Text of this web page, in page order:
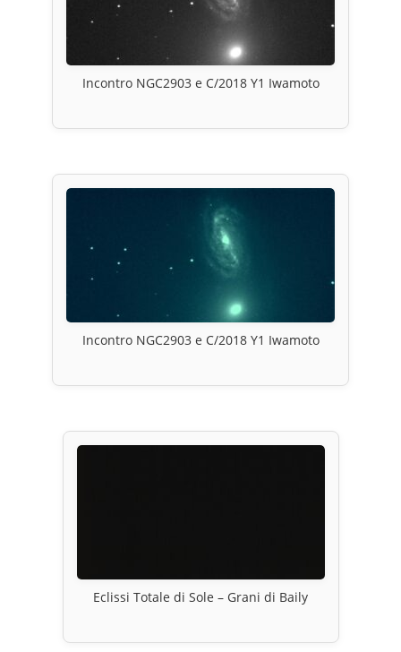
Incontro NGC2903 e C/2018 Y1 Iwamoto
Incontro NGC2903 e C/2018 Y1 Iwamoto
Eclissi Totale di Sole – Grani di Baily